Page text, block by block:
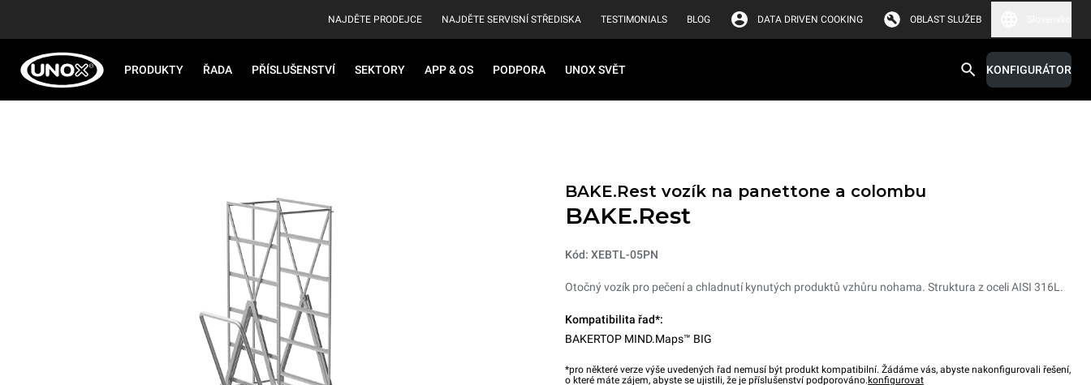
NAJDĚTE PRODEJCE NAJDĚTE SERVISNÍ STŘEDISKA TESTIMONIALS BLOG DATA DRIVEN COOKING OBLAST SLUŽEB
PRODUKTY ŘADA PŘÍSLUŠENSTVÍ SEKTORY APP & OS PODPORA UNOX SVĚT KONFIGURÁTOR
BAKE.Rest vozík na panettone a colombu
BAKE.Rest
Kód: XEBTL-05PN
Otočný vozík pro pečení a chladnutí kynutých produktů vzhůru nohama. Struktura z oceli AISI 316L.
Kompatibilita řad*:
BAKERTOP MIND.Maps™ BIG
*pro některé verze výše uvedených řad nemusí být produkt kompatibilní. Žádáme vás, abyste nakonfigurovali řešení,
o které máte zájem, abyste se ujistili, že je příslušenství podporováno. konfigurovat